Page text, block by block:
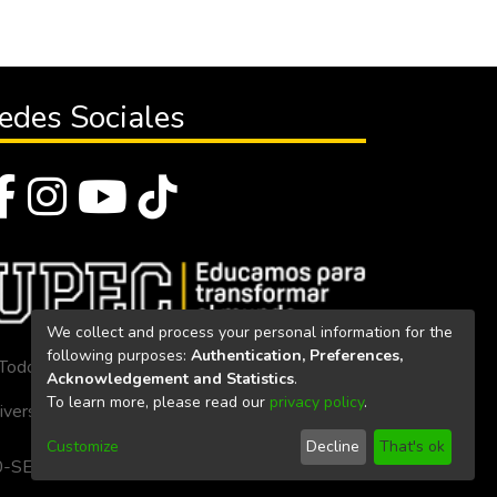
Sociales
los derechos reservados 2023
Politécnica Estatal del Carchi
SE-33-CACES-2020
We collect and process your personal information for the
following purposes: Authentication, Preferences,
Acknowledgement and Statistics.
To learn more, please read our privacy policy.
Customize Decline That's ok